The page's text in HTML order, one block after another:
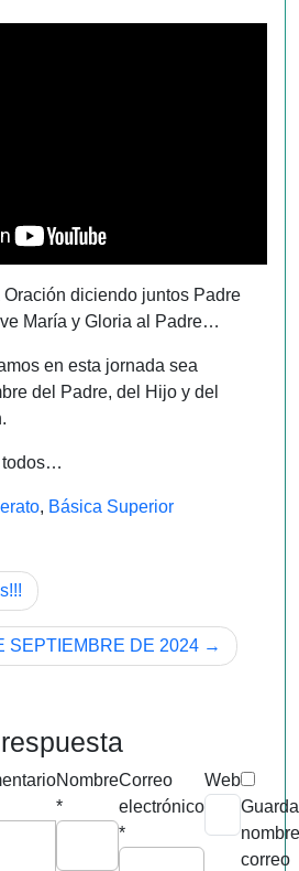
diciendo juntos Padre
María y Gloria al Padre…
en esta jornada sea
del Padre, del Hijo y del
todos…
, Básica Superior
SEPTIEMBRE DE 2024
Nombre
*
Correo
electrónico
*
Web
correo